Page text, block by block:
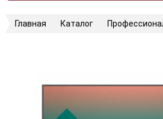
Главная Каталог